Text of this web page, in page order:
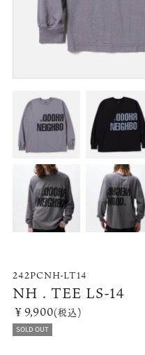
242PCNH-LT14
NH . TEE LS-14
￥9,900(税込)
SOLD OUT